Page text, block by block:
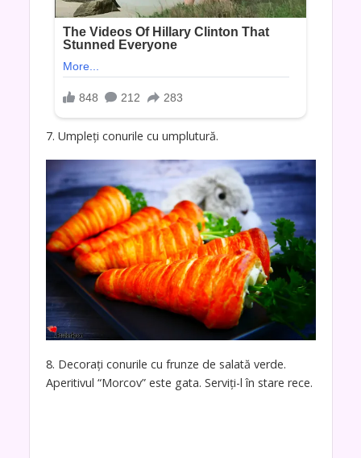
7. Umpleți conurile cu umplutură.
8. Decorați conurile cu frunze de salată verde.
Aperitivul “Morcov” este gata. Serviți-l în stare rece.